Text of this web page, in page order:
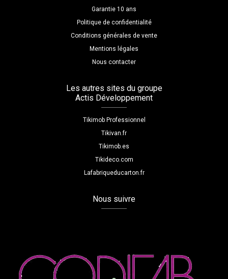
Garantie 10 ans
Politique de confidentialité
Conditions générales de vente
Mentions légales
Nous contacter
Les autres sites du groupe
Actis Développement
Tikimob Professionnel
Tikivan.fr
Tikimob.es
Tikideco.com
Lafabriqueducarton.fr
Nous suivre